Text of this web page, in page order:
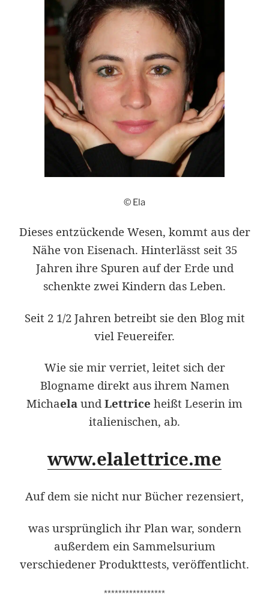
© Ela
Dieses entzückende Wesen, kommt aus der
Nähe von Eisenach. Hinterlässt seit 35
Jahren ihre Spuren auf der Erde und
schenkte zwei Kindern das Leben.
Seit 2 1/2 Jahren betreibt sie den Blog mit
viel Feuereifer.
Wie sie mir verriet, leitet sich der
Blogname direkt aus ihrem Namen
Michaela undLettrice heißt Leserin im
italienischen, ab.
www.elalettrice.me
Auf dem sie nicht nur Bücher rezensiert,
was ursprünglich ihr Plan war, sondern
außerdem ein Sammelsurium
verschiedener Produkttests, veröffentlicht.
*****************